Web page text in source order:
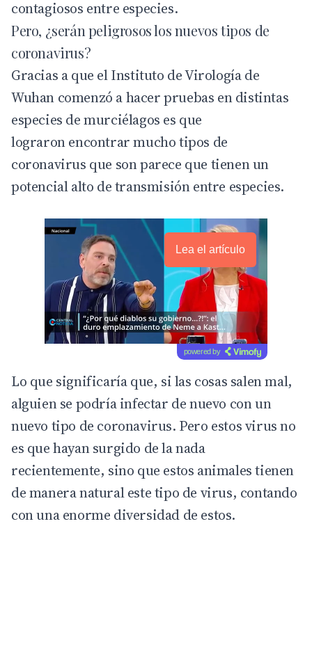
contagiosos entre especies.
Pero, ¿serán peligrosos los nuevos tipos de
coronavirus?
Gracias a que el Instituto de Virología de
Wuhan comenzó a hacer pruebas en distintas
especies de murciélagos es que
lograron encontrar mucho tipos de
coronavirus que son parece que tienen un
potencial alto de transmisión entre especies.
Lea el artículo
powered by
Lo que significaría que, si las cosas salen mal,
alguien se podría infectar de nuevo con un
nuevo tipo de coronavirus. Pero estos virus no
es que hayan surgido de la nada
recientemente, sino que estos animales tienen
de manera natural este tipo de virus, contando
con una enorme diversidad de estos.